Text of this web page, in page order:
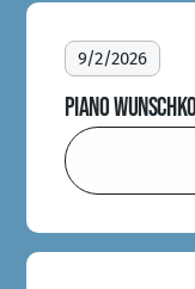
9/2/2026
PIANO